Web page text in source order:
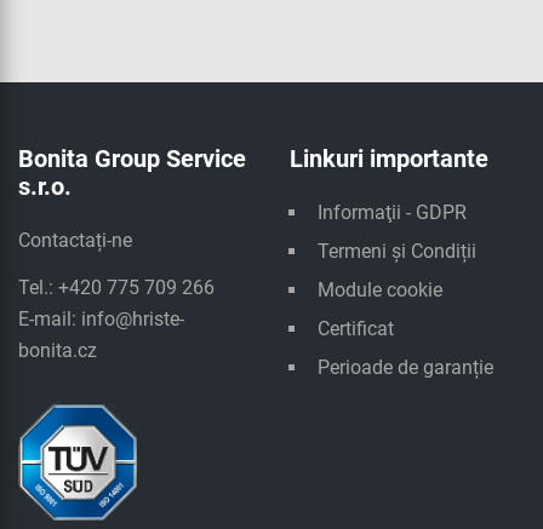
Bonita Group Service
s.r.o.
Contactați-ne
Tel.: +420 775 709 266
E-mail: info@hriste-
bonita.cz
Linkuri importante
Informaţii - GDPR
Termeni și Condiții
Module cookie
Certificat
Perioade de garanție